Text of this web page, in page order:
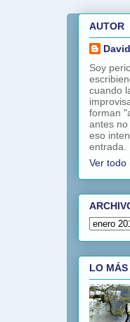
AUTOR
Soy
cuando
forman
antes
eso
entrada.
Ver todo
LO MÁS